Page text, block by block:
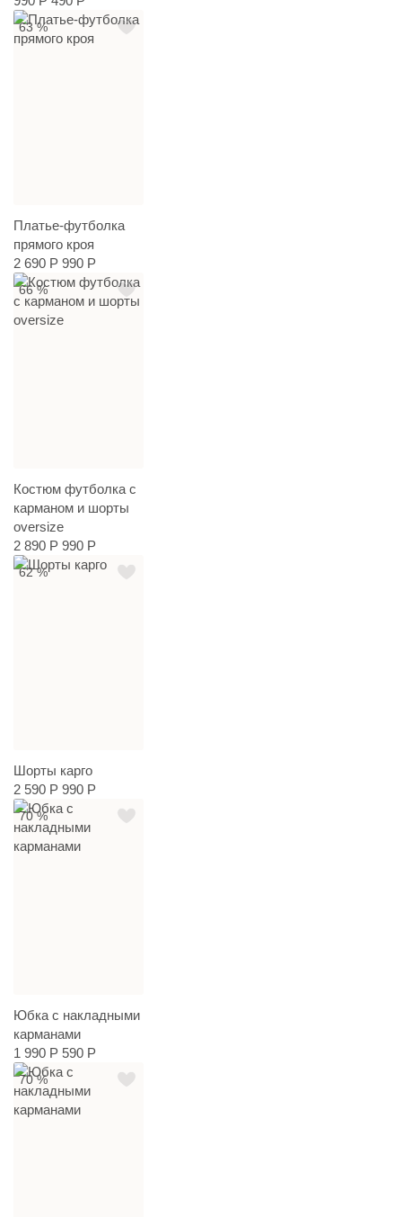
63 %
Платье-футболка
прямого кроя
2 690 Р 990 Р
66 %
Костюм футболка с
карманом и шорты
oversize
2 890 Р 990 Р
62 %
Шорты карго
2 590 Р 990 Р
70 %
Юбка с накладными
карманами
1 990 Р 590 Р
70 %